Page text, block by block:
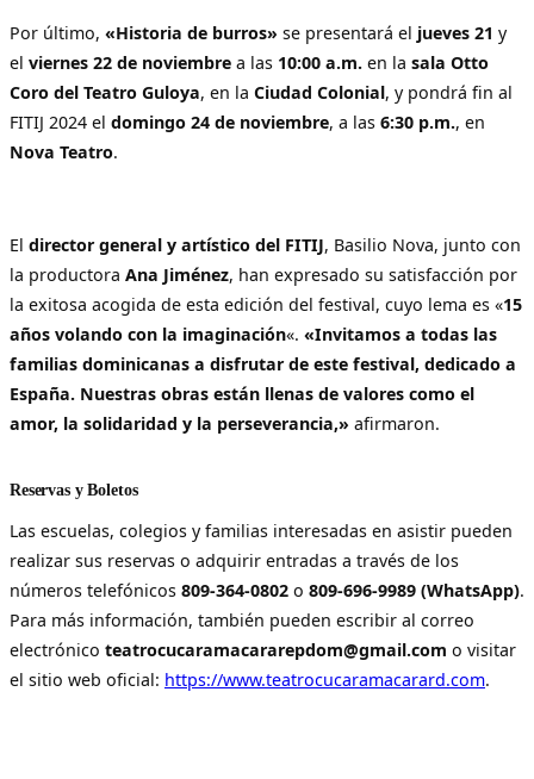
Por último, «Historia de burros» se presentará el jueves 21 y
el viernes 22 de noviembre a las 10:00 a.m. en la sala Otto
Coro del Teatro Guloya, en la Ciudad Colonial, y pondrá fin al
FITIJ 2024 el domingo 24 de noviembre, a las 6:30 p.m., en
Nova Teatro.
El director general y artístico del FITIJ, Basilio Nova, junto con
la productora Ana Jiménez, han expresado su satisfacción por
la exitosa acogida de esta edición del festival, cuyo lema es «15
años volando con la imaginación«. «Invitamos a todas las
familias dominicanas a disfrutar de este festival, dedicado a
España. Nuestras obras están llenas de valores como el
amor, la solidaridad y la perseverancia,» afirmaron.
Reservas y Boletos
Las escuelas, colegios y familias interesadas en asistir pueden
realizar sus reservas o adquirir entradas a través de los
números telefónicos 809-364-0802 o 809-696-9989 (WhatsApp).
Para más información, también pueden escribir al correo
electrónico teatrocucaramacararepdom@gmail.com o visitar
el sitio web oficial: https://www.teatrocucaramacarard.com.